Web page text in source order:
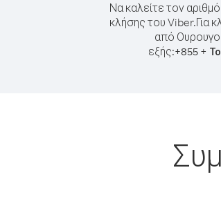
Να καλείτε τον
κλήσης του Viber.Για
από
εξής:+855+